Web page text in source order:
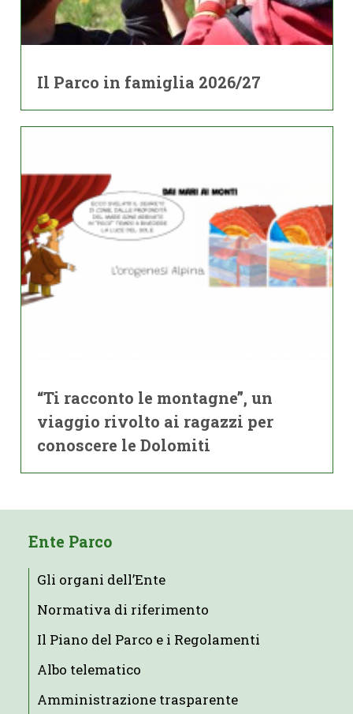
Il Parco in famiglia 2026/27
“Ti racconto le montagne”, un
viaggio rivolto ai ragazzi per
conoscere le Dolomiti
Ente Parco
Gli organi dell’Ente
Normativa di riferimento
Il Piano del Parco e i Regolamenti
Albo telematico
Amministrazione trasparente